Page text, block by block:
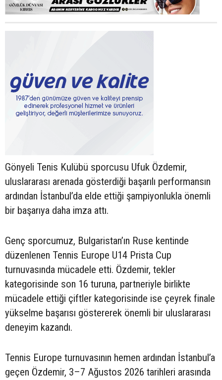
Gönyeli Tenis Kulübü sporcusu Ufuk Özdemir,
uluslararası arenada gösterdiği başarılı performansın
ardından İstanbul’da elde ettiği şampiyonlukla önemli
bir başarıya daha imza attı.
Genç sporcumuz, Bulgaristan’ın Ruse kentinde
düzenlenen Tennis Europe U14 Prista Cup
turnuvasında mücadele etti. Özdemir, tekler
kategorisinde son 16 turuna, partneriyle birlikte
mücadele ettiği çiftler kategorisinde ise çeyrek finale
yükselme başarısı göstererek önemli bir uluslararası
deneyim kazandı.
Tennis Europe turnuvasının hemen ardından İstanbul’a
geçen Özdemir, 3–7 Ağustos 2026 tarihleri arasında